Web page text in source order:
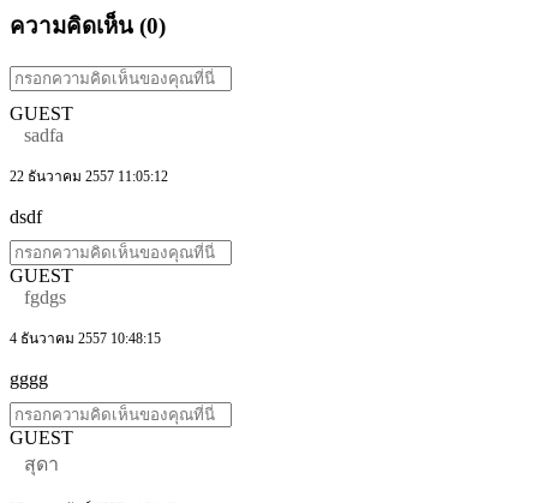
ความคิดเห็น (0)
GUEST
sadfa
22 ธันวาคม 2557 11:05:12
dsdf
GUEST
fgdgs
4 ธันวาคม 2557 10:48:15
gggg
GUEST
สุดา